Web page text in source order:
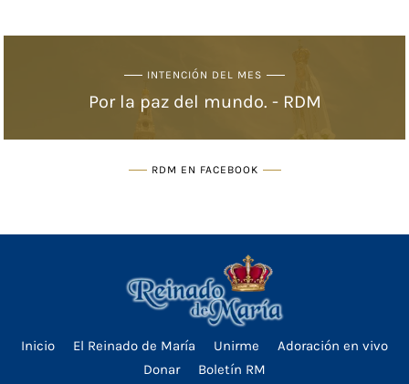
INTENCIÓN DEL MES
Por la paz del mundo. - RDM
RDM EN FACEBOOK
Inicio El Reinado de María Unirme
Adoración en vivo
Donar
Boletín RM